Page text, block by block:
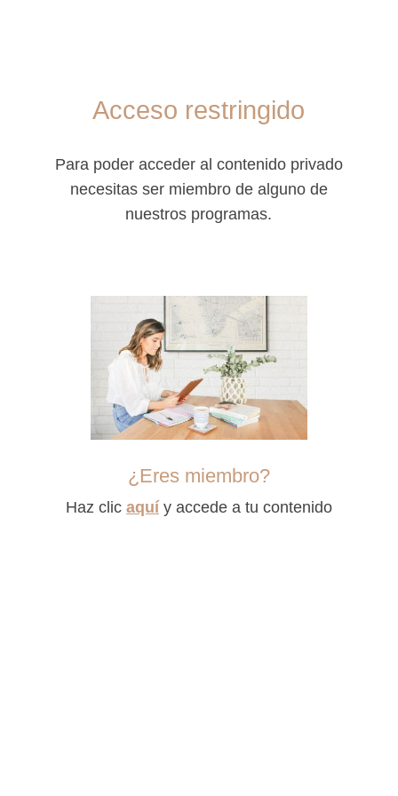
Acceso restringido
Para poder acceder al contenido privado
necesitas ser miembro de alguno de
nuestros programas.
¿Eres miembro?
Haz clic aquíy accede a tu contenido